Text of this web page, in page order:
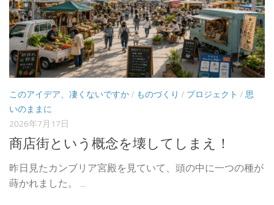
このアイデア、凄くないですか/ ものづくり / プロジェクト / 思
いのままに
2026年7月17日
商店街という概念を壊してしまえ！
昨日見たカンブリア宮殿を見ていて、頭の中に一つの種が
蒔かれました。 ...